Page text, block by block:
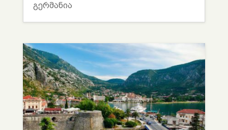
გერმანია